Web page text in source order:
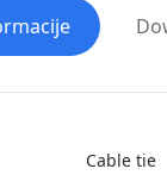
Cable tie